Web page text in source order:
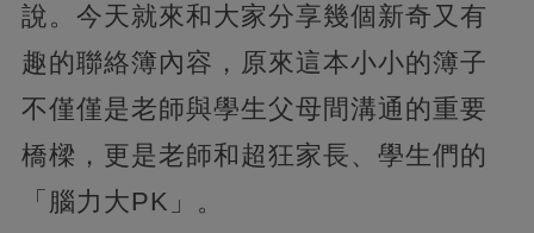
說。 今天就來和大家分享幾個新奇又有
趣的聯絡簿內容，原來這本小小的簿子
不僅僅是老師與學生父母間溝通的重要
橋樑，更是老師和超狂家長、學生們的
「腦力大PK」。